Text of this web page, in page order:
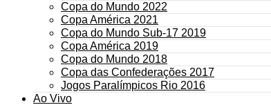
Copa do Mundo 2022
Copa América 2021
Copa do Mundo Sub-17 2019
Copa América 2019
Copa do Mundo 2018
Copa das Confederações 2017
Jogos Paralímpicos Rio 2016
Ao Vivo